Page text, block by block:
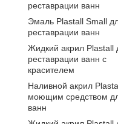
реставрации ванн
Эмаль Plastall Small
реставрации ванн
Жидкий акрил Plastall
реставрации ванн с
красителем
Наливной акрил
моющим средством
ванн